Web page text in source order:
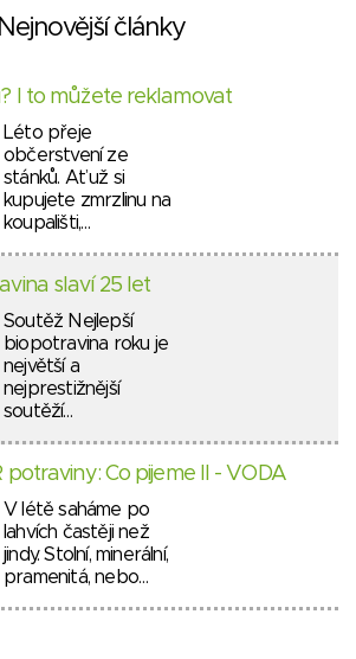
Nejnovější články
I to můžete reklamovat
Léto přeje
občerstvení ze
stánků. Ať už si
kupujete zmrzlinu na
koupališti,…
slaví 25 let
Soutěž Nejlepší
biopotravina roku je
největší a
nejprestižnější
soutěží…
potraviny: Co pijeme II - VODA
V létě saháme po
lahvích častěji než
jindy. Stolní, minerální,
pramenitá, nebo…